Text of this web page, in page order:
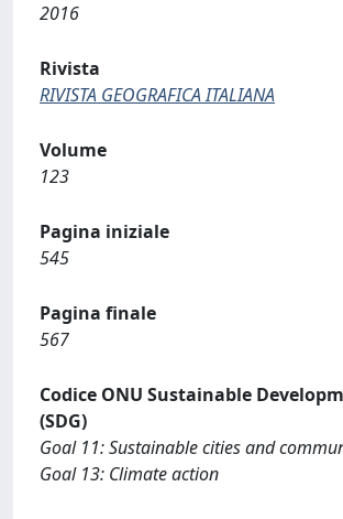
2016
Rivista
RIVISTA GEOGRAFICA ITALIANA
Volume
123
Pagina iniziale
545
Pagina finale
567
Codice ONU Sustainable
(SDG)
Goal 11: Sustainable cities and
Goal 13: Climate action